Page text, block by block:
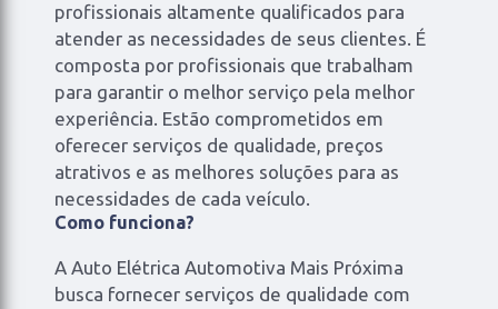
profissionais altamente qualificados para
atender as necessidades de seus clientes. É
composta por profissionais que trabalham
para garantir o melhor serviço pela melhor
experiência. Estão comprometidos em
oferecer serviços de qualidade, preços
atrativos e as melhores soluções para as
necessidades de cada veículo.
Como funciona?
A Auto Elétrica Automotiva Mais Próxima
busca fornecer serviços de qualidade com